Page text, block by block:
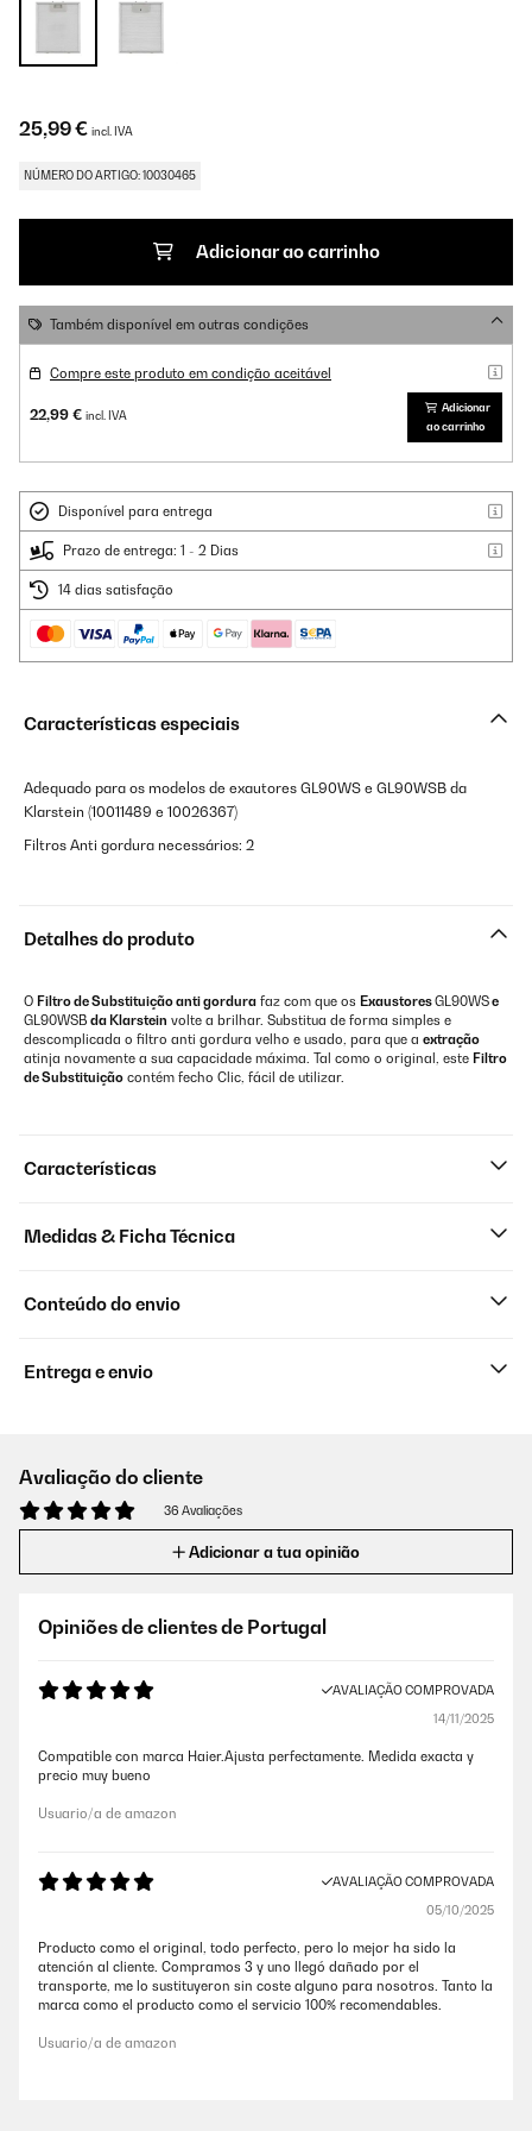
25,99 € incl. IVA
NÚMERO DO ARTIGO: 10030465
Adicionar ao carrinho
Também disponível em outras condições
Compre este produto em condição aceitável
22,99 € incl. IVA
Adicionar
ao carrinho
Disponível para entrega
Prazo de entrega: 1 - 2 Dias
14 dias satisfação
Características especiais
Adequado para os modelos de exautores GL90WS e GL90WSB da
Klarstein (10011489 e 10026367)
Filtros Anti gordura necessários: 2
Detalhes do produto
O Filtro de Substituição anti gordura faz com que os ExaustoresGL90WSe
GL90WSB da Klarstein volte a brilhar. Substitua de forma simples e
descomplicada o filtro anti gordura velho e usado, para que a extração
atinja novamente a sua capacidade máxima. Tal como o original, este Filtro
de Substituição contém fecho Clic, fácil de utilizar.
Características
Medidas & Ficha Técnica
Conteúdo do envio
Entrega e envio
Avaliação do cliente
36 Avaliações
Adicionar a tua opinião
Opiniões de clientes de Portugal
AVALIAÇÃO COMPROVADA
14/11/2025
Compatible con marca Haier.Ajusta perfectamente. Medida exacta y
precio muy bueno
Usuario/a de amazon
AVALIAÇÃO COMPROVADA
05/10/2025
Producto como el original, todo perfecto, pero lo mejor ha sido la
atención al cliente. Compramos 3 y uno llegó dañado por el
transporte, me lo sustituyeron sin coste alguno para nosotros. Tanto la
marca como el producto como el servicio 100% recomendables.
Usuario/a de amazon